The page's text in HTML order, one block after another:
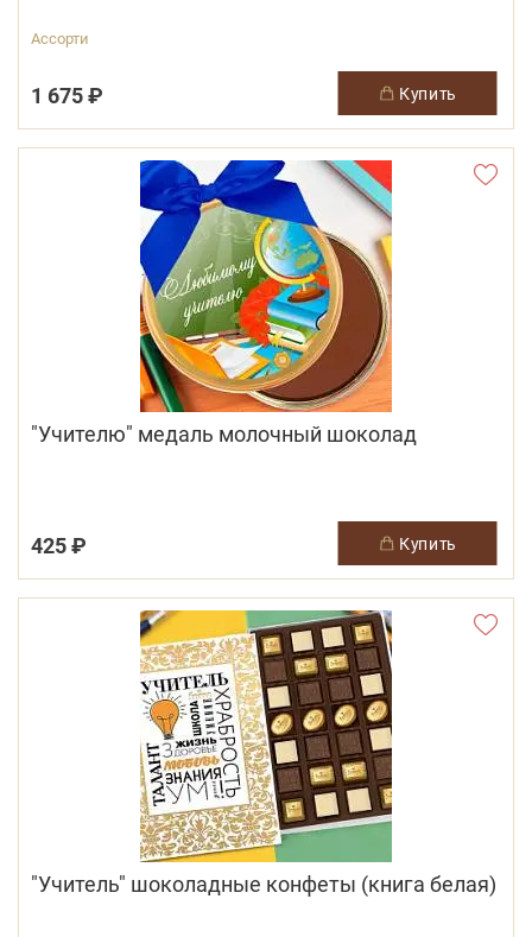
Ассорти
1 675 ₽ купить
"Учителю" медаль молочный шоколад
425 ₽ купить
"Учитель" шоколадные конфеты (книга белая)